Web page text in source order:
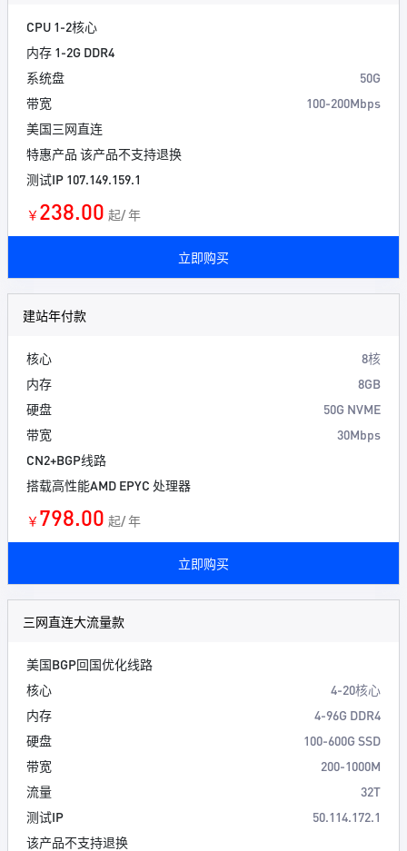
CPU 1-2核心
内存 1-2G DDR4
系统盘
50G
带宽
100-200Mbps
美国三网直连
特惠产品 该产品不支持退换
测试IP 107.149.159.1
￥ 238.00 起/ 年
立即购买
建站年付款
核心
8核
内存
8GB
硬盘
50G NVME
带宽
30Mbps
CN2+BGP线路
搭载高性能AMD EPYC 处理器
￥ 798.00 起/ 年
立即购买
三网直连大流量款
美国BGP回国优化线路
核心
4-20核心
内存
4-96G DDR4
硬盘
100-600G SSD
带宽
200-1000M
流量
32T
测试IP
50.114.172.1
该产品不支持退换